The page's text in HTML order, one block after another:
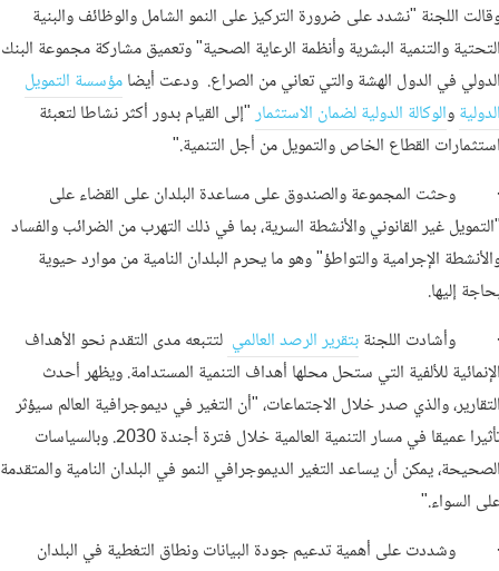
اللجنة "نشدد على ضرورة التركيز على النمو الشامل والوظائف والبنية
والتنمية البشرية وأنظمة الرعاية الصحية" وتعميق مشاركة مجموعة البنك
في الدول الهشة والتي تعاني من الصراع. ودعت أيضامؤسسة التمويل
والوكالة الدولية لضمان الاستثمار"إلى القيام بدور أكثر نشاطا لتعبئة
القطاع الخاص والتمويل من أجل التنمية."
وحثت المجموعة والصندوق على مساعدة البلدان على القضاء على
غير القانوني والأنشطة السرية، بما في ذلك التهرب من الضرائب والفساد
الإجرامية والتواطؤ" وهو ما يحرم البلدان النامية من موارد حيوية
إليها.
وأشادت اللجنةبتقرير الرصد العالمي لتتبعه مدى التقدم نحو الأهداف
للألفية التي ستحل محلها أهداف التنمية المستدامة. ويظهر أحدث
والذي صدر خلال الاجتماعات، "أن التغير في ديموجرافية العالم سيؤثر
تأثيرا عميقا في مسار التنمية العالمية خلال فترة أجندة 2030. وبالسياسات
يمكن أن يساعد التغير الديموجرافي النمو في البلدان النامية والمتقدمة
السواء."
وشددت على أهمية تدعيم جودة البيانات ونطاق التغطية في البلدان